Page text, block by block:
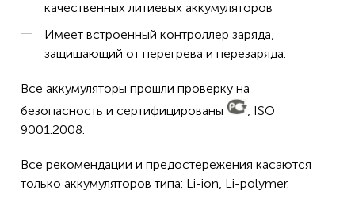
качественных литиевых аккумуляторов
Имеет встроенный контроллер заряда,
защищающий от перегрева и перезаряда.
Все аккумуляторы прошли проверку на
безопасность и сертифицированы
, ISO
9001:2008.
Все рекомендации и предостережения касаются
только аккумуляторов типа: Li-ion, Li-polymer.